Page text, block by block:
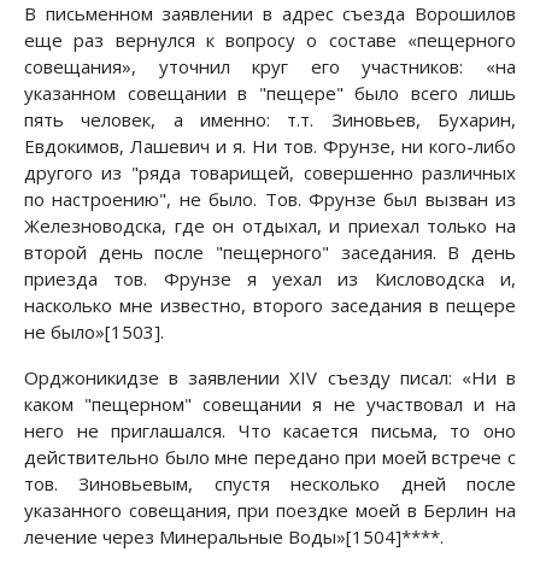
В письменном заявлении в адрес съезда Ворошилов
еще раз вернулся к вопросу о составе «пещерного
совещания», уточнил круг его участников: «на
указанном совещании в "пещере" было всего лишь
пять человек, а именно: т.т. Зиновьев, Бухарин,
Евдокимов, Лашевич и я. Ни тов. Фрунзе, ни кого-либо
другого из "ряда товарищей, совершенно различных
по настроению", не было. Тов. Фрунзе был вызван из
Железноводска, где он отдыхал, и приехал только на
второй день после "пещерного" заседания. В день
приезда тов. Фрунзе я уехал из Кисловодска и,
насколько мне известно, второго заседания в пещере
не было»[1503].
Орджоникидзе в заявлении XIV съезду писал: «Ни в
каком "пещерном" совещании я не участвовал и на
него не приглашался. Что касается письма, то оно
действительно было мне передано при моей встрече с
тов. Зиновьевым, спустя несколько дней после
указанного совещания, при поездке моей в Берлин на
лечение через Минеральные Воды»[1504]****.